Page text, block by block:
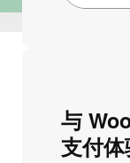
与
支付体